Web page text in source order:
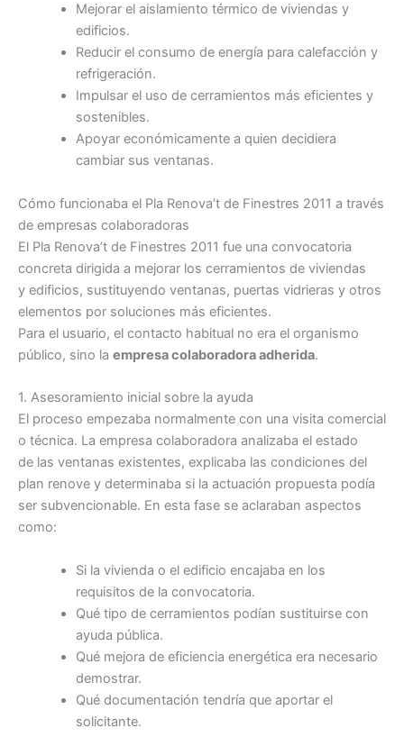
Mejorar el aislamiento térmico de viviendas y
edificios.
Reducir el consumo de energía para calefacción y
refrigeración.
Impulsar el uso de cerramientos más eficientes y
sostenibles.
Apoyar económicamente a quien decidiera
cambiar sus ventanas.
Cómo funcionaba el Pla Renova’t de Finestres 2011 a través
de empresas colaboradoras
El Pla Renova’t de Finestres 2011 fue una convocatoria
concreta dirigida a mejorar los cerramientos de viviendas
y edificios, sustituyendo ventanas, puertas vidrieras y otros
elementos por soluciones más eficientes.
Para el usuario, el contacto habitual no era el organismo
público, sino la empresa colaboradora adherida.
1. Asesoramiento inicial sobre la ayuda
El proceso empezaba normalmente con una visita comercial
o técnica. La empresa colaboradora analizaba el estado
de las ventanas existentes, explicaba las condiciones del
plan renove y determinaba si la actuación propuesta podía
ser subvencionable. En esta fase se aclaraban aspectos
como:
Si la vivienda o el edificio encajaba en los
requisitos de la convocatoria.
Qué tipo de cerramientos podían sustituirse con
ayuda pública.
Qué mejora de eficiencia energética era necesario
demostrar.
Qué documentación tendría que aportar el
solicitante.